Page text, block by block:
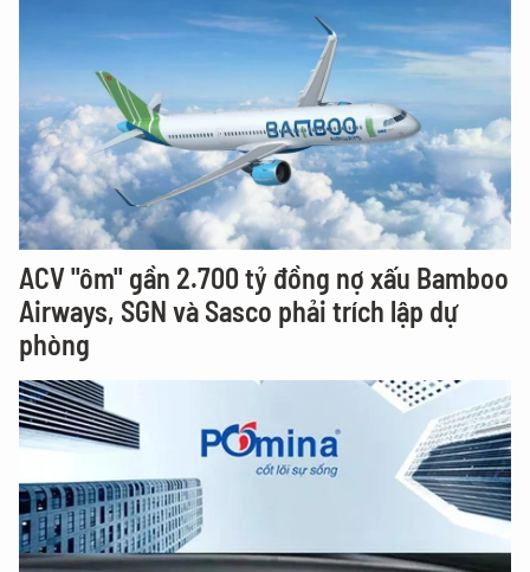
ACV "ôm" gần 2.700 tỷ đồng nợ xấu Bamboo
Airways, SGN và Sasco phải trích lập dự
phòng